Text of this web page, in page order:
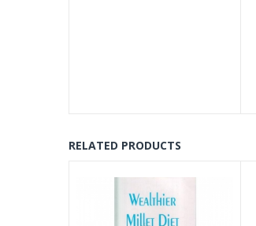
RELATED PRODUCTS